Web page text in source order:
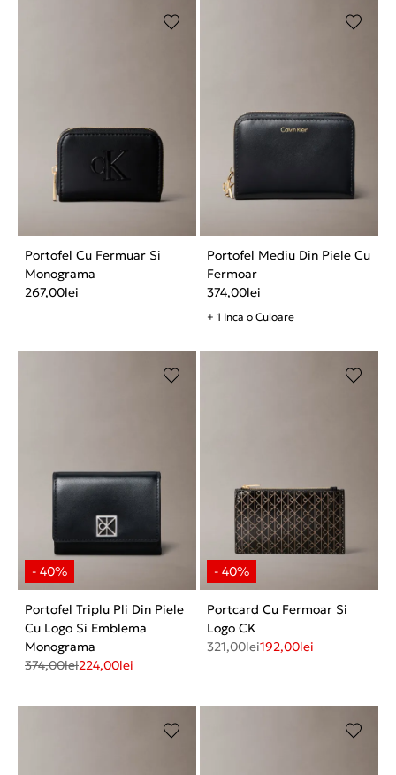
Portofel Cu Fermuar Si
Monograma
267,00lei
Portofel Mediu Din Piele Cu
Fermoar
374,00lei
+ 1 Inca o Culoare
Portofel Triplu Pli Din Piele
Cu Logo Si Emblema
Monograma
374,00lei224,00lei
Portcard Cu Fermoar Si
Logo CK
321,00lei192,00lei